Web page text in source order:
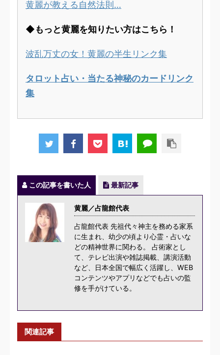
黄麗が教える自然法則…
◆もっと黄麗を知りたい方はこちら！
波乱万丈の女！黄麗の半生リンク集
タロット占い・当たる神秘のカードリンク
集
この記事を書いた人 最新記事
黄麗／占龍館代表
占龍館代表 先祖代々神主を務める家系
に生まれ、幼少の頃より心霊・占いな
どの精神世界に関わる。 占術家とし
て、テレビ出演や雑誌掲載、講演活動
など、日本全国で幅広く活躍し、WEB
コンテンツやアプリなどでも占いの監
修を手がけている。
関連記事